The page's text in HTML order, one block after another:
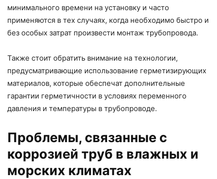
минимального времени на установку и часто
применяются в тех случаях, когда необходимо быстро и
без особых затрат произвести монтаж трубопровода.
Также стоит обратить внимание на технологии,
предусматривающие использование герметизирующих
материалов, которые обеспечат дополнительные
гарантии герметичности в условиях переменного
давления и температуры в трубопроводе.
Проблемы, связанные с
коррозией труб в влажных и
морских климатах